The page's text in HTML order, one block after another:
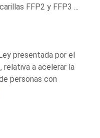
FFP2 y FFP3 ...
presentada por el
relativa a acelerar la
personas con